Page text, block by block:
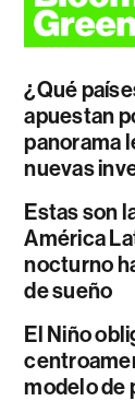
¿Qué
apuestan
panorama
nuevas
Estas son
América
nocturno
de sueño
El Niño
modelo de